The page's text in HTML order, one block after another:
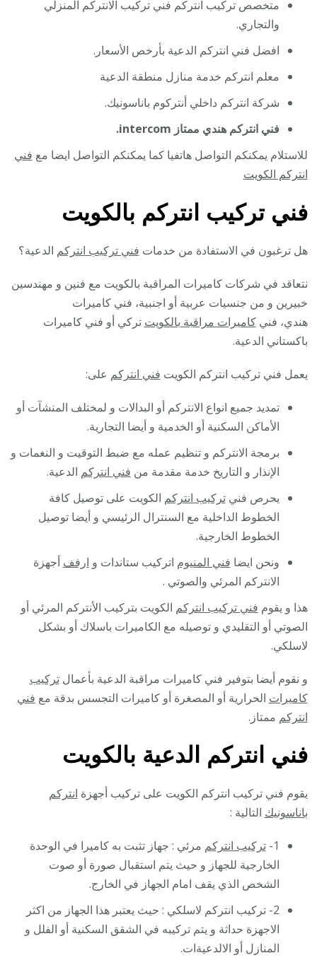
متخصص تركيب انتركم فني تركيب الانتركم المنزلي
والتجاري.
افضل فني انتركم الدعية بأرخص الأسعار.
معلم انتركم خدمة منازل منطقة الدعية
شركة انتركم داخلي أنتركوم باناسونيك.
فني انتركم هندي ممتاز intercom.
للاستلام يمكنكم التواصل هاتفيا كما يمكنكم التواصل ايضا مع فني
انتركم الكويت
فني تركيب انتركم بالكويت
هل ترغبون في الاستفادة من خدمات فني تركيب انتركم الدعية؟
نتعاقد في شركات كاميرات المراقبة بالكويت مع فنين و مهندسين
خبيرين و من جنسيات عربية أو اجنبية، فني كاميرات
هندي، فنيكاميرات مراقبة بالكويت تركي أو فني كاميرات
باكستاني الدعية.
يعمل فني تركيب انتركم الكويت فني انتركم على:
تمديد جميع انواع الانتركم أو البدالات و لمختلف المنشآت أو
الأماكن السكنية أو الخدمية و أيضا التجارية.
برمجة الانتركم و تنظيم عمله مع ضبط التوقيت و النغمات و
الإنذار و التاريخ خدمة مقدمة من فني انتركم الدعية.
يحرص فنيتركيب انتركم الكويت على توصيل كافة
الخطوط الداخلية مع السنترال الرئيسي و أيضا توصيل
الخطوط الخارجية.
ونحن ايضا فني المنيوم اتركيب ستاندات و ارفف أجهزة
الانتركم المرئي والصوتي .
هذا و يقوم فني تركيب انتركم الكويت بتركيب الأنتركم المرئي أو
الصوتي أو التقليدي و توصيله مع الكاميرات باسلاك أو بشكل
لاسلكي.
و نقوم أيضا بتوفير فني كاميرات مراقبة الدعية بأعمالتركيب
كاميرات الحرارية أو المصغرة أو كاميرات التجسس بدقة مع فني
انتركم ممتاز.
فني انتركم الدعية بالكويت
يقوم فني تركيب انتركم الكويت على تركيب أجهزة انتركم
باناسونيك التالية :
1- تركيب انتركم مرئي : جهاز تثبت به كاميرا في الوحدة
الخارجية للجهاز و حيث يتم استقبال صورة أو صوت
الشخص الذي يقف امام الجهاز في الخارج.
2- تركيب انتركم لاسلكي : حيث يعتبر هذا الجهاز من اكثر
الاجهزة حداثة و يتم تركيبه في الشقق السكنية أو الفلل و
المنازل أو الالدعيةات.